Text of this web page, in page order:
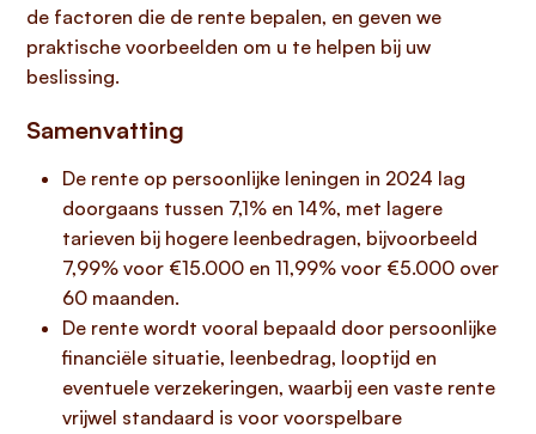
de factoren die de rente bepalen, en geven we
praktische voorbeelden om u te helpen bij uw
beslissing.
Samenvatting
De rente op persoonlijke leningen in 2024 lag
doorgaans tussen 7,1% en 14%, met lagere
tarieven bij hogere leenbedragen, bijvoorbeeld
7,99% voor €15.000 en 11,99% voor €5.000 over
60 maanden.
De rente wordt vooral bepaald door persoonlijke
financiële situatie, leenbedrag, looptijd en
eventuele verzekeringen, waarbij een vaste rente
vrijwel standaard is voor voorspelbare